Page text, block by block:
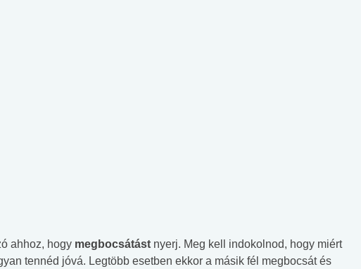
ahhoz, hogy megbocsátást nyerj. Meg kell indokolnod, hogy miért
tennéd jóvá. Legtöbb esetben ekkor a másik fél megbocsát és